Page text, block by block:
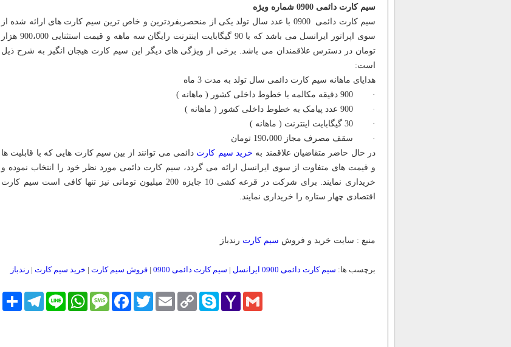
سیم کارت دائمی 0900 شماره ویژه
سیم کارت دائمی 0900 با عدد سال تولد یکی از منحصربفردترین و خاص ترین سیم کارت های ارائه شده از
سوی اپراتور ایرانسل می باشد که با 90 گیگابایت اینترنت رایگان سه ماهه و قیمت استثنایی 900،000 هزار
تومان در دسترس علاقمندان می باشد. برخی از ویژگی های دیگر این سیم کارت هیجان انگیز به شرح ذیل
است:
هدایای ماهانه سیم کارت دائمی سال تولد به مدت 3 ماه
· 900 دقیقه مکالمه با خطوط داخلی کشور ( ماهانه )
· 900 عدد پیامک به خطوط داخلی کشور ( ماهانه )
· 30 گیگابایت اینترنت ( ماهانه )
· سقف مصرف مجاز 190،000 تومان
در حال حاضر متقاضیان علاقمند به خرید سیم کارت دائمی می توانند از بین سیم کارت هایی که با قابلیت ها
و قیمت های متفاوت از سوی ایرانسل ارائه می گردد، سیم کارت دائمی مورد نظر خود را انتخاب نموده و
خریداری نمایند. برای شرکت در قرعه کشی 10 جایزه 200 میلیون تومانی نیز تنها کافی است سیم کارت
اقتصادی چهار ستاره را خریداری نمایند.
منبع : سایت خرید و فروش سیم کارت رندباز
برچسب ها: سیم کارت دائمی 0900 ایرانسل | سیم کارت دائمی 0900 | فروش سیم کارت | خرید سیم کارت | رندباز
اشتراکTelegram Line
WhatsAppMessageFacebookTwitter Email
Copy
Link
Skype Yahoo Gmail